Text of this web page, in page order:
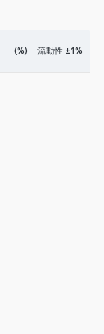
(%) 流動性 ±1%